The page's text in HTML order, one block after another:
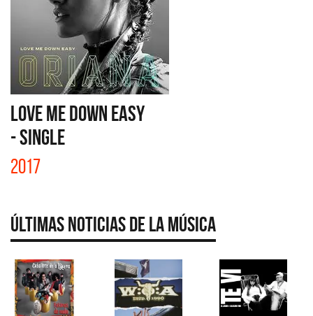
LOVE ME DOWN EASY
- SINGLE
2017
Últimas Noticias de la Música